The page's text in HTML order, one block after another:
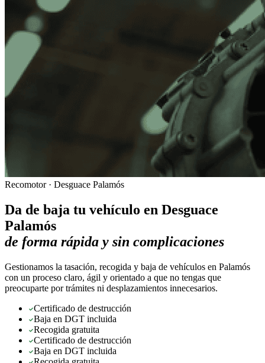
Recomotor · Desguace Palamós
Da de baja tu vehículo en Desguace
Palamós
de forma rápida y sin complicaciones
Gestionamos la tasación, recogida y baja de vehículos en Palamós
con un proceso claro, ágil y orientado a que no tengas que
preocuparte por trámites ni desplazamientos innecesarios.
Certificado de destrucción
Baja en DGT incluida
Recogida gratuita
Certificado de destrucción
Baja en DGT incluida